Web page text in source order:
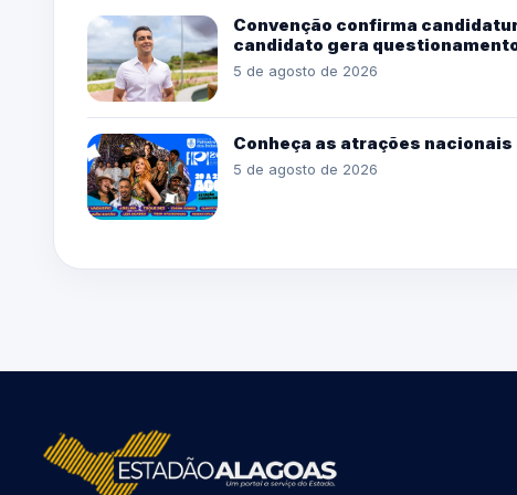
Convenção confirma
candidato gera
5 de agosto de 2026
Conheça as atrações
5 de agosto de 2026